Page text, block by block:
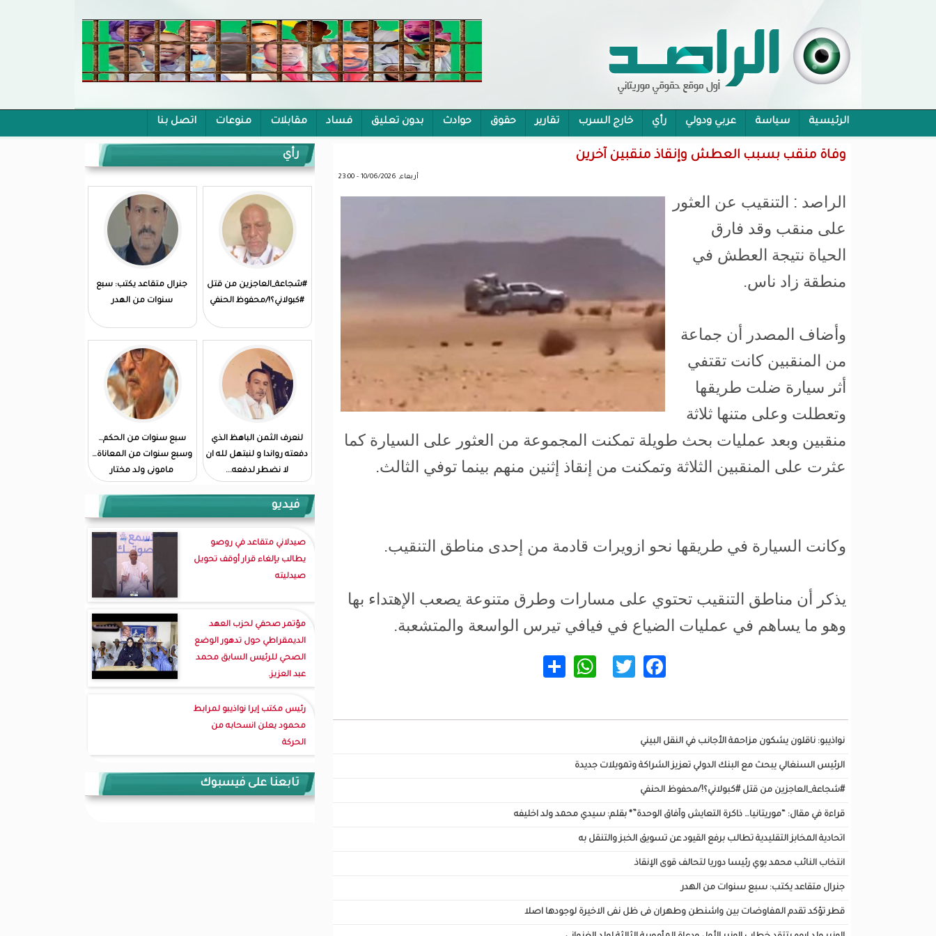
الرئيسية سياسة عربي ودولي رأي خارج السرب تقارير حقوق حوادث بدون تعليق فساد مقابلات منوعات اتصل بنا
محام:قانون حماية الرموز تفوح منه رائحة الاحكام الشمولية
وفاة منقب بسبب العطش وإنقاذ منقبين آخرين
أربعاء, 10/06/2026 - 23:00
الراصد : التنقيب عن العثور
على منقب وقد فارق
الحياة نتيجة العطش في
منطقة زاد ناس.
وأضاف المصدر أن جماعة
من المنقبين كانت تقتفي
أثر سيارة ضلت طريقها
وتعطلت وعلى متنها ثلاثة
منقبين وبعد عمليات بحث طويلة تمكنت المجموعة من العثور على السيارة كما
عثرت على المنقبين الثلاثة وتمكنت من إنقاذ إثنين منهم بينما توفي الثالث.
وكانت السيارة في طريقها نحو ازويرات قادمة من إحدى مناطق التنقيب.
يذكر أن مناطق التنقيب تحتوي على مسارات وطرق متنوعة يصعب الإهتداء بها
وهو ما يساهم في عمليات الضياع في فيافي تيرس الواسعة والمتشعبة.
Facebook
Twitter
WhatsApp
نواذيبو: ناقلون يشكون مزاحمة الأجانب في النقل البيني
الرئيس السنغالي يبحث مع البنك الدولي تعزيز الشراكة وتمويلات جديدة
#شجاعة_العاجزين من قتل #كبولاني؟!/محفوظ الحنفي
قراءة في مقال: “موريتانيا… ذاكرة التعايش وآفاق الوحدة”* بقلم: سيدي محمد ولد اخليفه
اتحادية المخابز التقليدية تطالب برفع القيود عن تسويق الخبز والتنقل به
انتخاب النائب محمد بوي رئيسا دوريا لتحالف قوى الإنقاذ
جنرال متقاعد يكتب: سبع سنوات من الهدر
قطر تؤكد تقدم المفاوضات بين واشنطن وطهران فى ظل نفى الاخيرة لوجودها اصلا
رأي
#شجاعة_العاجزين من قتل
#كبولاني؟!/محفوظ الحنفي
جنرال متقاعد يكتب: سبع
سنوات من الهدر
لنعرف الثمن الباهظ الذي
دفعته رواندا و لنبتهل لله ان
لا نضطر لدفعه...
سبع سنوات من الحكم…
وسبع سنوات من المعاناة…
مامونى ولد مختار
فيديو
صيدلاني متقاعد في روصو
يطالب بإلغاء قرار أوقف تحويل
صيدليته
مؤتمر صحفي لحزب العهد
الديمقراطي حول تدهور الوضع
الصحي للرئيس السابق محمد
عبد العزيز.
رئيس مكتب إيرا نواذيبو لمرابط
محمود يعلن انسحابه من
الحركة
تابعنا على فيسبوك